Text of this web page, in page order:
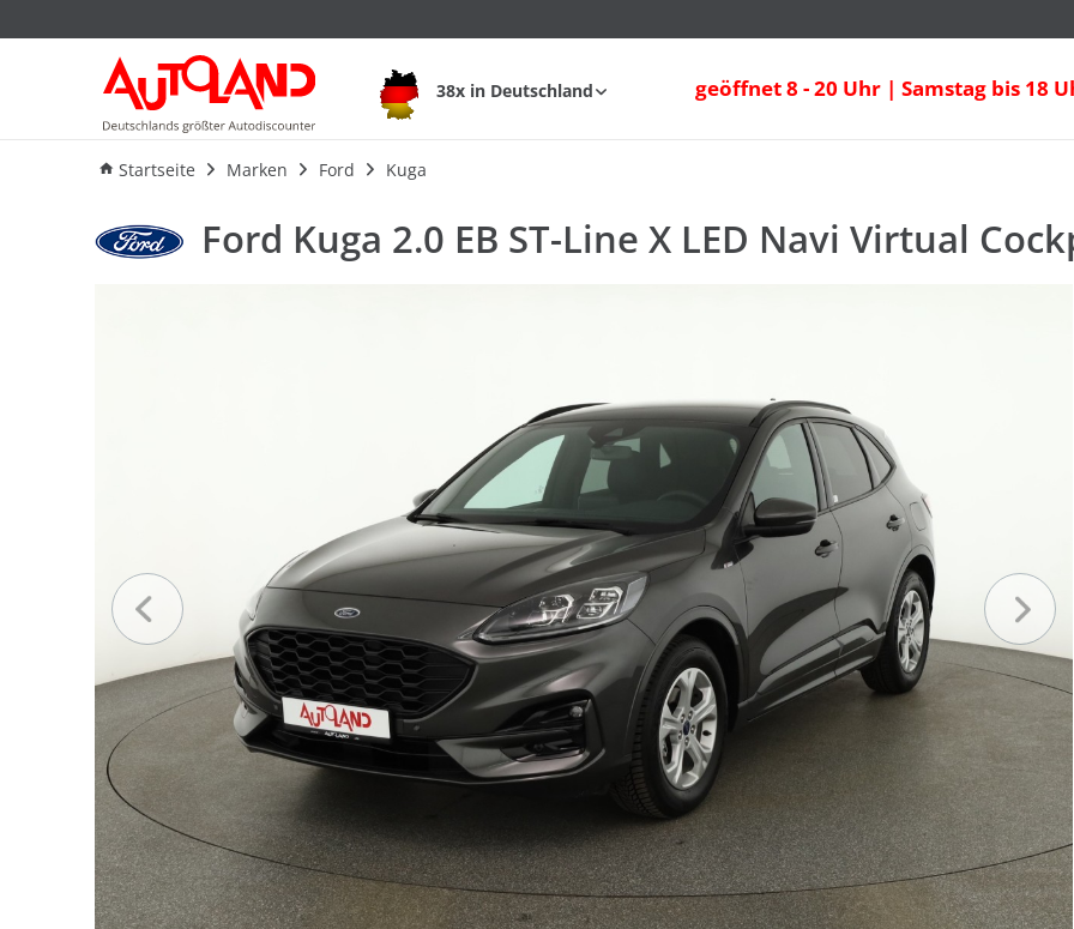
38x in Deutschland geöffnet 8 - 20 Uhr | Samstag bis 18
Startseite Marken Ford Kuga
Ford Kuga 2.0 EB ST-Line X LED Navi Virtual Cockpit
Ausstattung Verbrauch
Ford Kuga 2.0 EB ST-Line X LED Navi Virtual